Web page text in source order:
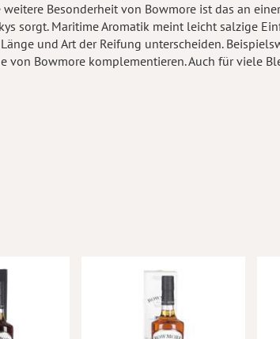
Besonderheit von Bowmore ist das an
sorgt. Maritime Aromatik meint leicht salzige
und Art der Reifung unterscheiden.
Bowmore komplementieren. Auch für viele